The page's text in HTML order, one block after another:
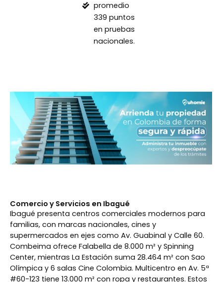
promedio
339 puntos
en pruebas
nacionales.
Comercio y Servicios en Ibagué
Ibagué presenta centros comerciales modernos para
familias, con marcas nacionales, cines y
supermercados en ejes como Av. Guabinal y Calle 60.
Combeima ofrece Falabella de 8.000 m² y Spinning
Center, mientras La Estación suma 28.464 m² con Sao
Olímpica y 6 salas Cine Colombia. Multicentro en Av. 5ª
#60-123 tiene 13.000 m² con ropa y restaurantes. Estos